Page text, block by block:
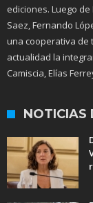
ediciones. Luego
Saez, Fernando
una cooperativa de
actualidad la
Camiscia, Elías
NOTICIAS